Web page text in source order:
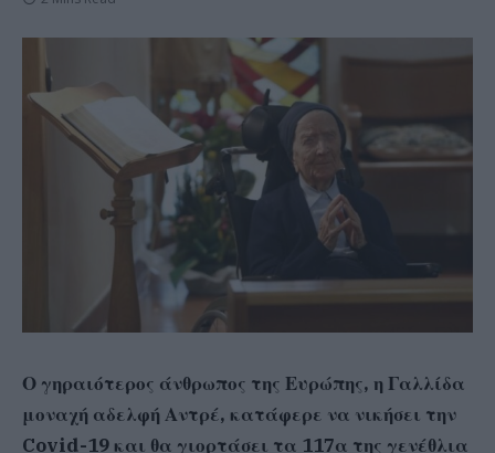
Ο γηραιότερος άνθρωπος της Ευρώπης, η Γαλλίδα
μοναχή αδελφή Αντρέ, κατάφερε να νικήσει την
Covid-19 και θα γιορτάσει τα 117α της γενέθλια